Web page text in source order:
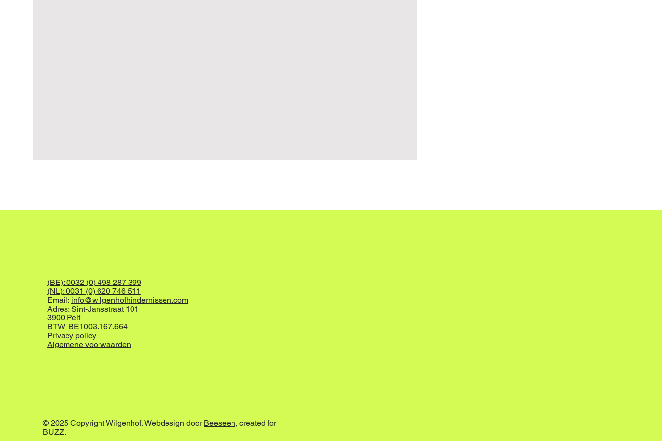
(BE): 0032 (0) 498 287 399
(NL): 0031 (0) 620 746 511
Email: info@wilgenhofhindernissen.com
Adres: Sint-Jansstraat 101
3900 Pelt
BTW: BE1003.167.664
Privacy policy
Algemene voorwaarden
© 2025 Copyright Wilgenhof. Webdesign door Beeseen, created for
BUZZ.